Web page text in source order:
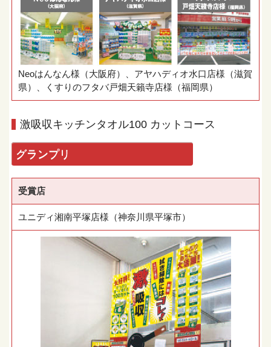
Neoはんなん様（大阪府）、アヤハディオ水口店様（滋賀
県）、くすりのフタバ戸畑天籟寺店様（福岡県）
激吸収キッチンタオル100 カットコース
グランプリ
受賞店
ユニディ湘南平塚店様（神奈川県平塚市）